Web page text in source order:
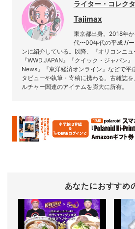
ライター・コレク
Tajimax
東京都出身。2018年
代〜00年代の平成ガ
ンに紹介している。以降、『オリコンニュ
『WWD.JAPAN』『クイック・ジャパン
News』『東洋経済オンライン』などで平
タビューや執筆・寄稿に携わる。古雑誌
ルチャー関連のアイテムを膨大に所有。
あなたにおすすめ